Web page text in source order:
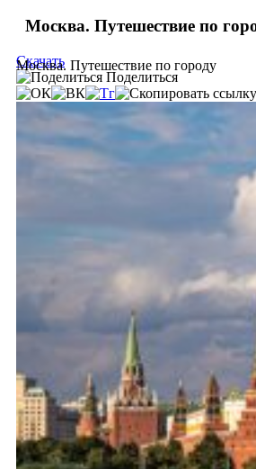
Москва. Путешествие по
Москва. Путешествие по городу
Скачать
Поделиться